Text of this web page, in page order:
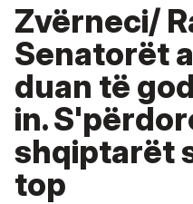
Zvërneci/
Senatorët
duan të
in.
shqiptarët
top